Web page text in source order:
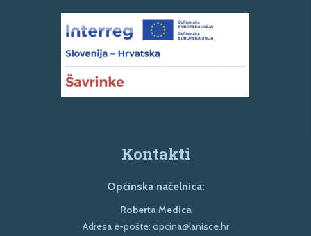
Kontakti
Općinska načelnica:
Roberta Medica
Adresa e-pošte: opcina@lanisce.hr